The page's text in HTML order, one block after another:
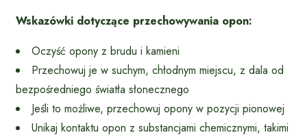
Wskazówki dotyczące przechowywania opon:
Oczyść opony z brudu i kamieni
Przechowuj je w suchym, chłodnym miejscu, z dala od
bezpośredniego światła słonecznego
Jeśli to możliwe, przechowuj opony w pozycji pionowej
Unikaj kontaktu opon z substancjami chemicznymi, takimi